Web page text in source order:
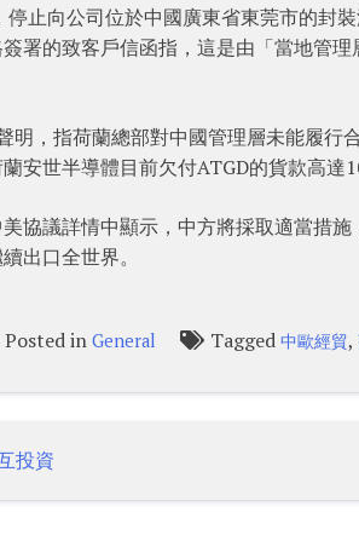
止向公司位於中國廣東省東莞市的封
署的致客戶信函指，這是由「當地管
明，指荷蘭總部對中國管理層未能履行
安世半導體目前欠付ATGD的貨款高達
協議詳情中顯示，中方將採取適當措
出口全世界。
Posted inGeneral Tagged中歐經貿,
投資